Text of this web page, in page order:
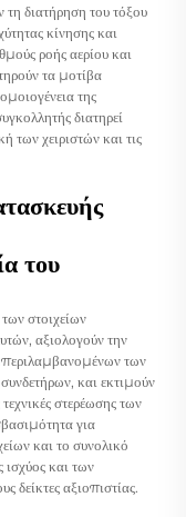
διατήρηση του τόξου
κίνησης και
ροής αερίου και
τα μοτίβα
της
διατηρεί
των χειριστών και τις
του
στοιχείων
αξιολογούν την
των
και εκτιμούν
στερέωσης των
για
και το συνολικό
και των
δείκτες αξιοπιστίας.